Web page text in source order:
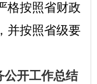
格按照省财政
并按照省级要
公开工作总结